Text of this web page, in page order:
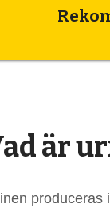
är
produceras